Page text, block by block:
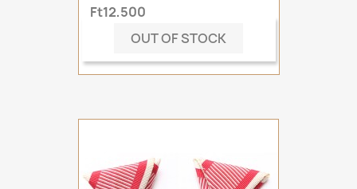
Ft12,500
OUT OF STOCK